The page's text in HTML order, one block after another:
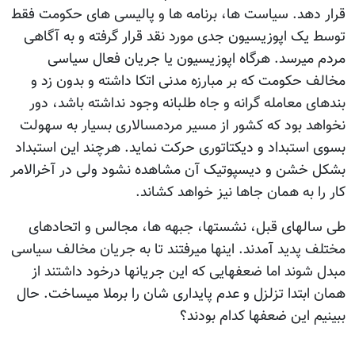
قرار دهد. سیاست ها، برنامه ها و پالیسی های حکومت فقط
توسط یک اپوزیسیون جدی مورد نقد قرار گرفته و به آگاهی
مردم میرسد. هرگاه اپوزیسیون یا جریان فعال سیاسی
مخالف حکومت که بر مبارزه مدنی اتکا داشته و بدون زد و
بندهای معامله گرانه و جاه طلبانه وجود نداشته باشد، دور
نخواهد بود که کشور از مسیر مردمسالاری بسیار به سهولت
بسوی استبداد و دیکتاتوری حرکت نماید. هرچند این استبداد
بشکل خشن و دیسپوتیک آن مشاهده نشود ولی در آخرالامر
کار را به همان جاها نیز خواهد کشاند.
طی سالهای قبل، نشستها، جبهه ها، مجالس و اتحادهای
مختلف پدید آمدند. اینها میرفتند تا به جریان مخالف سیاسی
مبدل شوند اما ضعفهایی که این جریانها درخود داشتند از
همان ابتدا تزلزل و عدم پایداری شان را برملا میساخت. حال
ببینیم این ضعفها کدام بودند؟